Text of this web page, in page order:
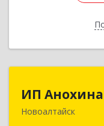
ИП
Новоалтайск658041,